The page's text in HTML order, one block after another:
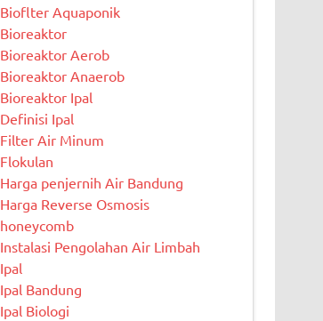
Bioflter Aquaponik
Bioreaktor
Bioreaktor Aerob
Bioreaktor Anaerob
Bioreaktor Ipal
Definisi Ipal
Filter Air Minum
Flokulan
Harga penjernih Air Bandung
Harga Reverse Osmosis
honeycomb
Instalasi Pengolahan Air Limbah
Ipal
Ipal Bandung
Ipal Biologi